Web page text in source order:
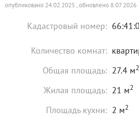
опубликовано 24.02.2025 , обновлено 8.07.2026
Кадастровый номер:
Количество комнат:
Общая площадь: 27.4 м2
Жилая площадь: 21 м2
Площадь кухни: 2 м2